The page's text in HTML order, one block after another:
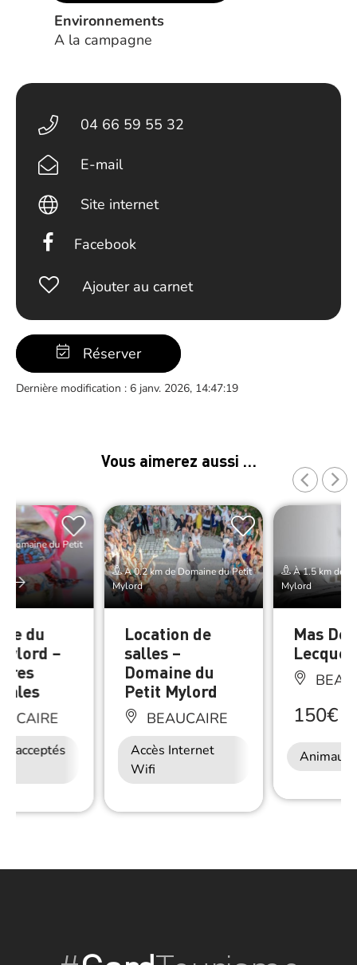
Environnements
A la campagne
04 66 59 55 32
E-mail
Site internet
Facebook
Ajouter au carnet
Réserver
Dernière modification : 6 janv. 2026, 14:47:19
Vous aimerez aussi …
Domaine du Petit
du
–
acceptés
Accès Internet
À 0.2 km de Domaine du Petit
Mylord
Location de
salles –
Domaine du
Petit Mylord
BEAUCAIRE
Accès Internet
Wifi
Restauration
À 1.5 km de
Mylord
Mas Des
Lecques
150€/
Animaux